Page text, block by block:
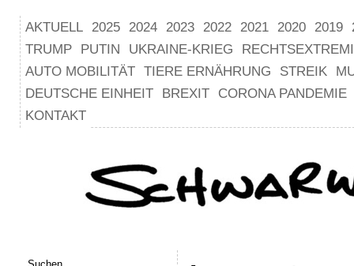
AKTUELL 2025 2024 2023 2022 2021 2020 2019
TRUMP
PUTIN UKRAINE-KRIEG
AUTO MOBILITÄT TIERE ERNÄHRUNG STREIK
DEUTSCHE EINHEIT
BREXIT
CORONA PANDEMIE
KONTAKT